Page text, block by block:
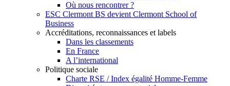
Où nous rencontrer ?
ESC Clermont BS devient Clermont School of
Business
Accréditations, reconnaissances et labels
Dans les classements
En France
A l’international
Politique sociale
Charte RSE / Index égalité Homme-Femme